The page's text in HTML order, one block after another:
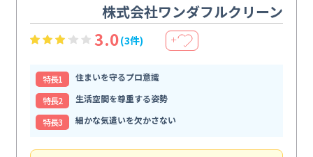
株式会社ワンダフルクリーン
3.0(3件) ＋
特⻑1
住まいを守るプロ意識
特⻑2
生活空間を尊重する姿勢
特⻑3
細かな気遣いを欠かさない